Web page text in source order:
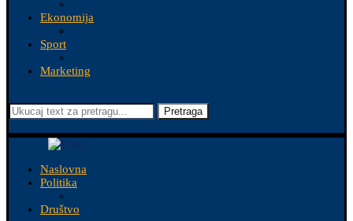
Ekonomija
Sport
Marketing
Pretraga
Naslovna
Politika
Društvo